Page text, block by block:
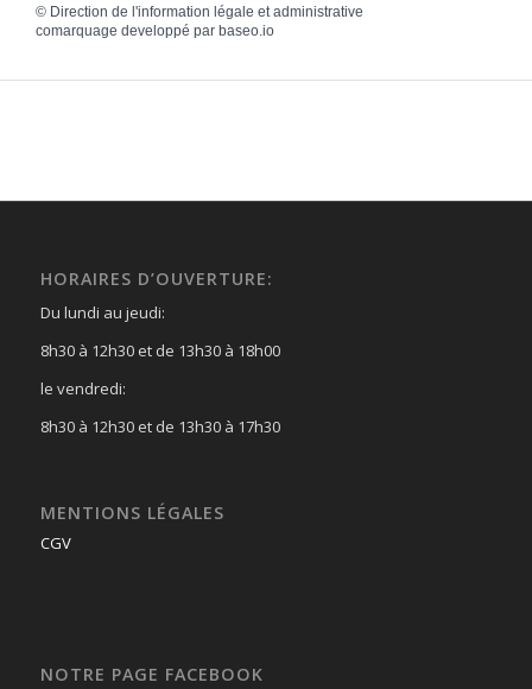
© Direction de l'information légale et administrative
comarquage developpé par baseo.io
HORAIRES D’OUVERTURE:
Du lundi au jeudi:
8h30 à 12h30 et de 13h30 à 18h00
le vendredi:
8h30 à 12h30 et de 13h30 à 17h30
MENTIONS LÉGALES
CGV
NOTRE PAGE FACEBOOK